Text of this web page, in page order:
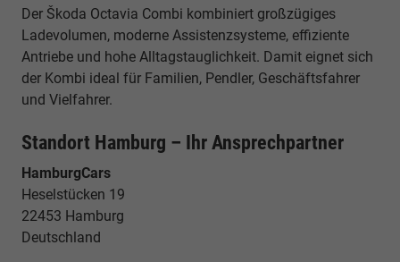
Der Škoda Octavia Combi kombiniert großzügiges
Ladevolumen, moderne Assistenzsysteme, effiziente
Antriebe und hohe Alltagstauglichkeit. Damit eignet sich
der Kombi ideal für Familien, Pendler, Geschäftsfahrer
und Vielfahrer.
Standort Hamburg – Ihr Ansprechpartner
HamburgCars
Heselstücken 19
22453 Hamburg
Deutschland